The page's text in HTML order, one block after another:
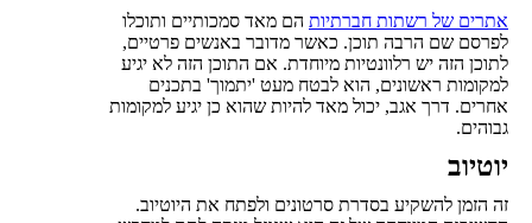
אתרים של רשתות חברתיות הם מאד סמכותיים ותוכלו
לפרסם שם הרבה תוכן. כאשר מדובר באנשים פרטיים,
לתוכן הזה יש רלוונטיות מיוחדת. אם התוכן הזה לא יגיע
למקומות ראשונים, הוא לבטח מעט 'יתמוך' בתכנים
אחרים. דרך אגב, יכול מאד להיות שהוא כן יגיע למקומות
גבוהים.
יוטיוב
זה הזמן להשקיע בסדרת סרטונים ולפתח את היוטיוב.